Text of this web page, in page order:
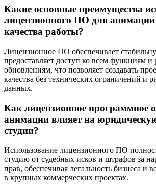
Какие основные преимущества
лицензионного ПО для анимации
качества работы?
Лицензионное ПО обеспечивает
предоставляет доступ ко всем функциям и
обновлениям, что позволяет создавать
качества без технических ограничений и
данных.
Как лицензионное программное
анимации влияет на
студии?
Использование лицензионного ПО
студию от судебных исков и штрафов за
прав, обеспечивая легальность бизнеса и
в крупных коммерческих проектах.